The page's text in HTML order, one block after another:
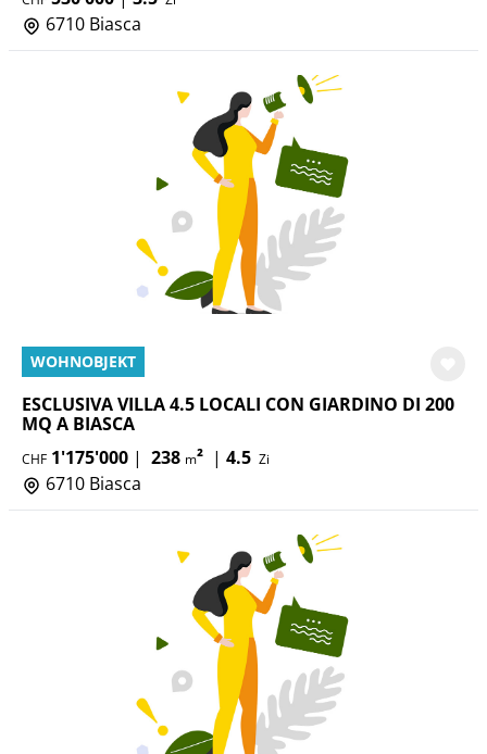
6710 Biasca
WOHNOBJEKT
ESCLUSIVA VILLA 4.5 LOCALI CON GIARDINO DI 200
MQ A BIASCA
CHF 1'175'000 | 238 m² | 4.5 Zi
6710 Biasca